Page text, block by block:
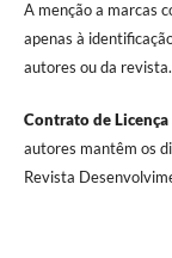
A menção a marcas
apenas à
autores ou da revista.
Contrato de
autores mantêm os
Revista